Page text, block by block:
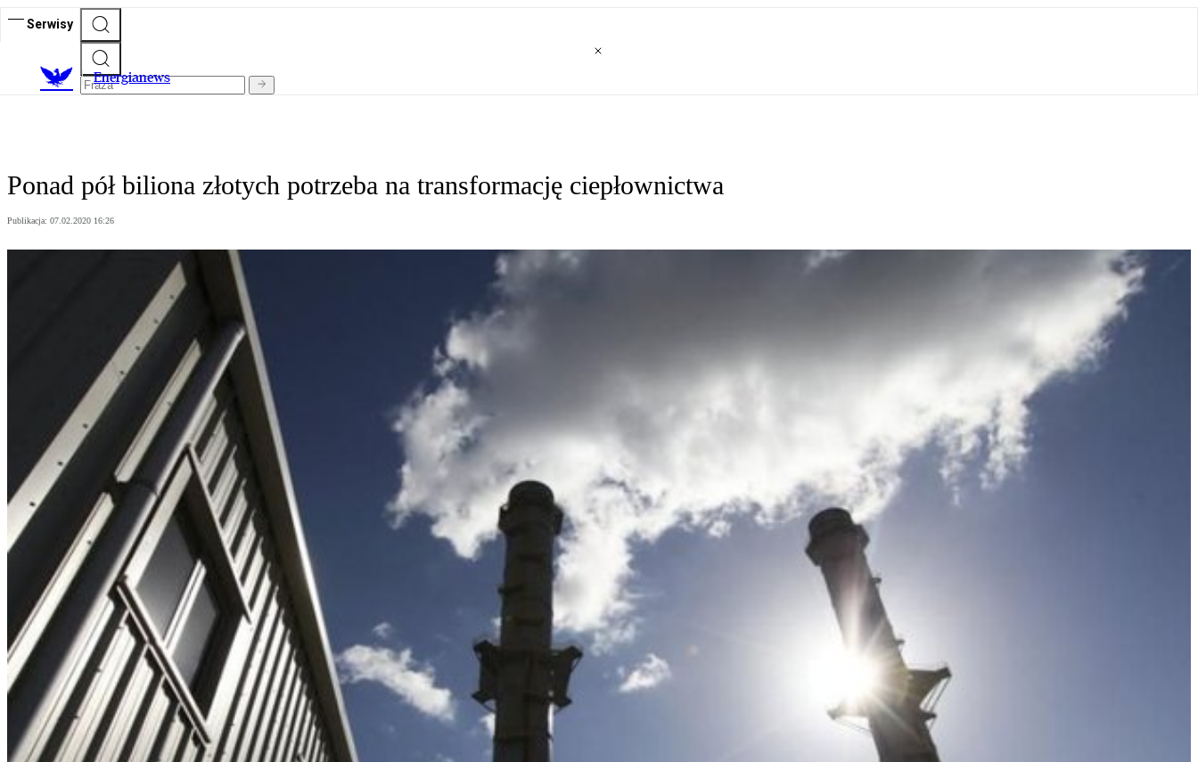
Serwisy
Energianews
Ponad pół biliona złotych potrzeba na transformację ciepłownictwa
Publikacja: 07.02.2020 16:26